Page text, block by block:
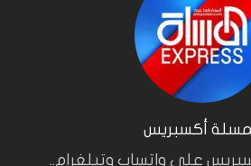
أكسبريس
على واتساب وتيلغرام..